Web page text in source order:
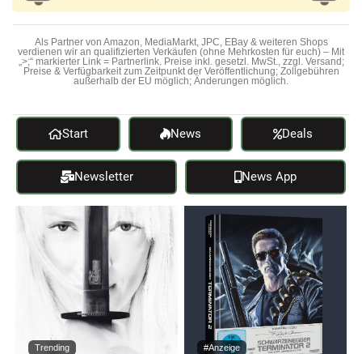
Als Partner von Amazon, MediaMarkt, JPC, EBay & weiteren Shops
verdienen wir an qualifizierten Verkäufen (ohne Mehrkosten für euch) – Mit
„>;“ markierter Link = Partnerlink. Preise inkl. gesetzl. MwSt., zzgl. Versand;
Preise & Verfügbarkeit zum Zeitpunkt der Veröffentlichung; Zollgebühren
außerhalb der EU möglich; Änderungen möglich.
Start News Deals
Newsletter News App
Trending #Anzeige